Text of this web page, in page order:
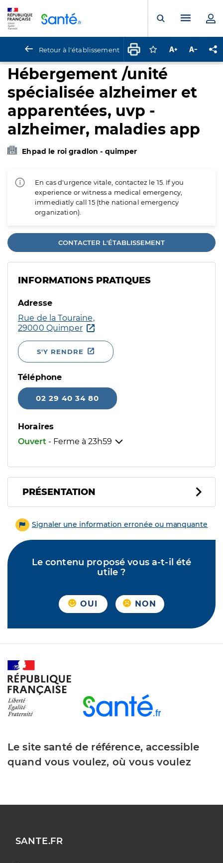
Ouvrir laMenu
Retour à l'établissement Connectez-vous
Augmenter la
Hébergement /unité
spécialisée alzheimer et
apparentées, uvp -
alzheimer, maladies app
Ehpad le roi gradlon - quimper
En cas d'urgence vitale, contactez le 15. If you
experience or witness a medical emergency,
immediatly call 15 (the national emergency
organization).
CONTACTER L'ÉTABLISSEMENT
INFORMATIONS PRATIQUES
Adresse
Rue de la Touraine,
29000 Quimper
S'Y RENDRE
Téléphone
02 29 40 34 80
Horaires
Ouvert - Ferme à 23h59
PRÉSENTATION
Signaler une information erronée ou manquante
Le contenu proposé vous a-t-il été
utile ?
OUI NON
Le site santé de référence, accessible
quand vous voulez, où vous voulez
SANTE.FR